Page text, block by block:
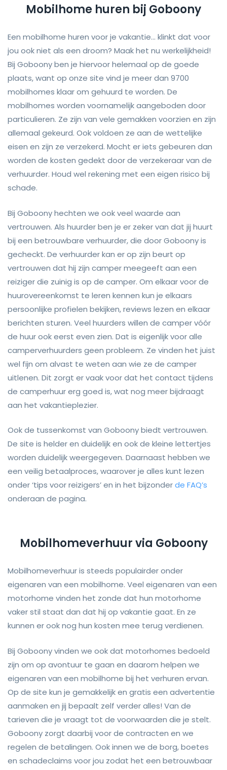
Mobilhome huren bij Goboony
Een mobilhome huren voor je vakantie... klinkt dat voor
jou ook niet als een droom? Maak het nu werkelijkheid!
Bij Goboony ben je hiervoor helemaal op de goede
plaats, want op onze site vind je meer dan 9700
mobilhomes klaar om gehuurd te worden. De
mobilhomes worden voornamelijk aangeboden door
particulieren. Ze zijn van vele gemakken voorzien en zijn
allemaal gekeurd. Ook voldoen ze aan de wettelijke
eisen en zijn ze verzekerd. Mocht er iets gebeuren dan
worden de kosten gedekt door de verzekeraar van de
verhuurder. Houd wel rekening met een eigen risico bij
schade.
Bij Goboony hechten we ook veel waarde aan
vertrouwen. Als huurder ben je er zeker van dat jij huurt
bij een betrouwbare verhuurder, die door Goboony is
gecheckt. De verhuurder kan er op zijn beurt op
vertrouwen dat hij zijn camper meegeeft aan een
reiziger die zuinig is op de camper. Om elkaar voor de
huurovereenkomst te leren kennen kun je elkaars
persoonlijke profielen bekijken, reviews lezen en elkaar
berichten sturen. Veel huurders willen de camper vóór
de huur ook eerst even zien. Dat is eigenlijk voor alle
camperverhuurders geen probleem. Ze vinden het juist
wel fijn om alvast te weten aan wie ze de camper
uitlenen. Dit zorgt er vaak voor dat het contact tijdens
de camperhuur erg goed is, wat nog meer bijdraagt
aan het vakantieplezier.
Ook de tussenkomst van Goboony biedt vertrouwen.
De site is helder en duidelijk en ook de kleine lettertjes
worden duidelijk weergegeven. Daarnaast hebben we
een veilig betaalproces, waarover je alles kunt lezen
onder ‘tips voor reizigers’ en in het bijzonderde FAQ’s
onderaan de pagina.
Mobilhomeverhuur via Goboony
Mobilhomeverhuur is steeds populairder onder
eigenaren van een mobilhome. Veel eigenaren van een
motorhome vinden het zonde dat hun motorhome
vaker stil staat dan dat hij op vakantie gaat. En ze
kunnen er ook nog hun kosten mee terug verdienen.
Bij Goboony vinden we ook dat motorhomes bedoeld
zijn om op avontuur te gaan en daarom helpen we
eigenaren van een mobilhome bij het verhuren ervan.
Op de site kun je gemakkelijk en gratis een advertentie
aanmaken en jij bepaalt zelf verder alles! Van de
tarieven die je vraagt tot de voorwaarden die je stelt.
Goboony zorgt daarbij voor de contracten en we
regelen de betalingen. Ook innen we de borg, boetes
en schadeclaims voor jou zodat het een betrouwbaar